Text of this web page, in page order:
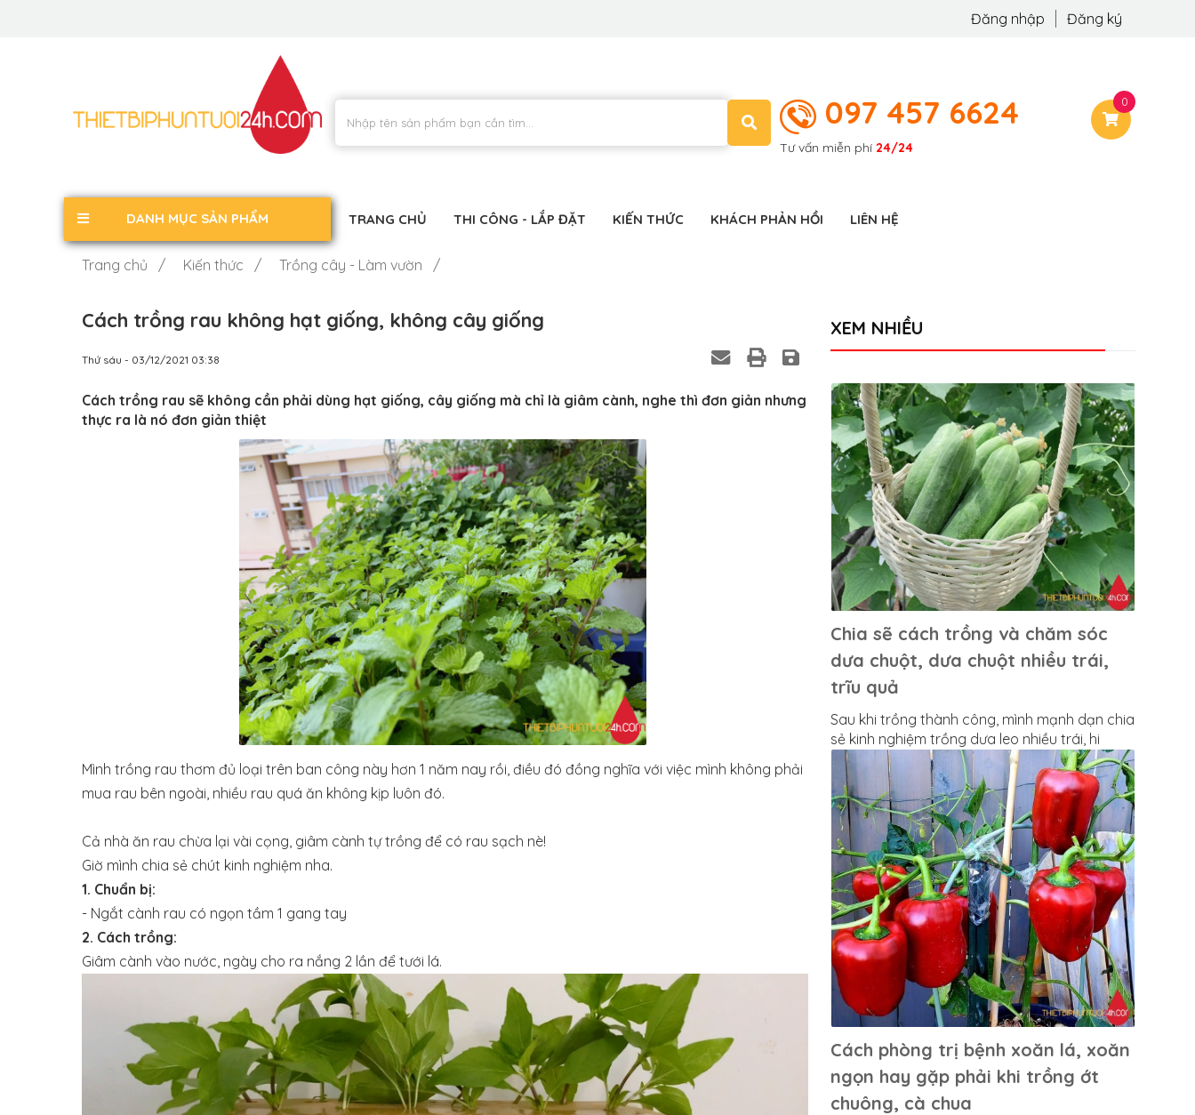
Đăng nhập Đăng ký
097 457 6624
Tư vấn miễn phí 24/24
0
TRANG CHỦ THI CÔNG - LẮP ĐẶT KIẾN THỨC KHÁCH PHẢN HỒI LIÊN HỆ
DANH MỤC SẢN PHẨM
Trang chủ / Kiến thức / Trồng cây - Làm vườn /
Cách trồng rau không hạt giống, không cây giống
Thứ sáu - 03/12/2021 03:38
Cách trồng rau sẽ không cần phải dùng hạt giống, cây giống mà chỉ là giâm cành, nghe thì đơn giản nhưng
thực ra là nó đơn giản thiệt
Mình trồng rau thơm đủ loại trên ban công này hơn 1 năm nay rồi, điều đó đồng nghĩa với việc mình không phải
mua rau bên ngoài, nhiều rau quá ăn không kịp luôn đó.
Cả nhà ăn rau chừa lại vài cọng, giâm cành tự trồng để có rau sạch nè!
Giờ mình chia sẻ chút kinh nghiệm nha.
1. Chuẩn bị:
- Ngắt cành rau có ngọn tầm 1 gang tay
2. Cách trồng:
Giâm cành vào nước, ngày cho ra nắng 2 lần để tưới lá.
XEM NHIỀU
Chia sẽ cách trồng và chăm sóc
dưa chuột, dưa chuột nhiều trái,
trĩu quả
Sau khi trồng thành công, mình mạnh dạn chia
sẻ kinh nghiệm trồng dưa leo nhiều trái, hi
vọng các bạn cũng sẽ làm được điều "sai trái"
Cách phòng trị bệnh xoăn lá, xoăn
ngọn hay gặp phải khi trồng ớt
chuông, cà chua